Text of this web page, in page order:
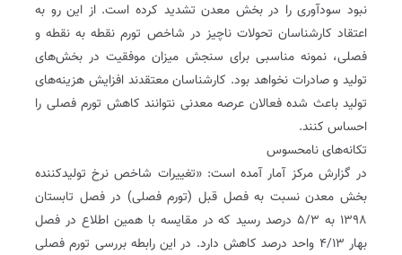
نبود سودآوری را در بخش معدن تشدید کرده است. از این رو به
اعتقاد کارشناسان تحولات ناچیز در شاخص تورم نقطه به نقطه و
فصلی، نمونه مناسبی برای سنجش میزان موفقیت در بخش‌های
تولید و صادرات نخواهد بود. کارشناسان معتقدند افزایش هزینه‌های
تولید باعث شده فعالان عرصه معدنی نتوانند کاهش تورم فصلی را
احساس کنند.
تکانه‌های نامحسوس
در گزارش مرکز آمار آمده است: «تغییرات شاخص نرخ تولیدکننده
بخش معدن نسبت به فصل قبل (تورم فصلی) در فصل تابستان
١٣٩٨ به ۵/۳ درصد رسید که در مقایسه با همین اطلاع در فصل
بهار ۴/۱۳ واحد درصد کاهش دارد. در این رابطه بررسی تورم فصلی